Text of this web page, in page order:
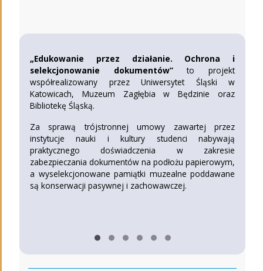
„Edukowanie przez działanie. Ochrona i
selekcjonowanie dokumentów”to projekt
współrealizowany przez Uniwersytet Śląski w
Katowicach, Muzeum Zagłębia w Będzinie oraz
Bibliotekę Śląską.
Za sprawą trójstronnej umowy zawartej przez
instytucje nauki i kultury studenci nabywają
praktycznego doświadczenia w zakresie
zabezpieczania dokumentów na podłożu papierowym,
a wyselekcjonowane pamiątki muzealne poddawane
są konserwacji pasywnej i zachowawczej.